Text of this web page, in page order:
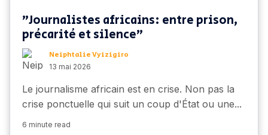
"Journalistes africains: entre prison,
précarité et silence"
Neiphtalie Vyizigiro
13 mai 2026
Le journalisme africain est en crise. Non pas la
crise ponctuelle qui suit un coup d'État ou une...
6 minute read